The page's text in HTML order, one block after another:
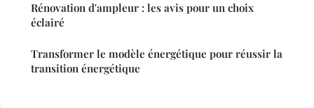
Rénovation d'ampleur : les avis pour un choix
éclairé
Transformer le modèle énergétique pour réussir la
transition énergétique